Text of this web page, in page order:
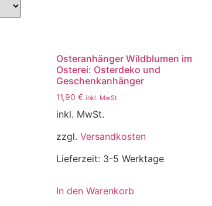
Osteranhänger Wildblumen im
Osterei: Osterdeko und
Geschenkanhänger
11,90 € inkl. MwSt
inkl. MwSt.
zzgl. Versandkosten
Lieferzeit: 3-5 Werktage
In den Warenkorb